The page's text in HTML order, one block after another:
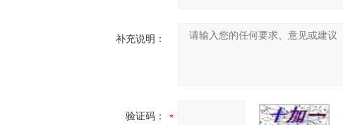
补充说明：
验证码：